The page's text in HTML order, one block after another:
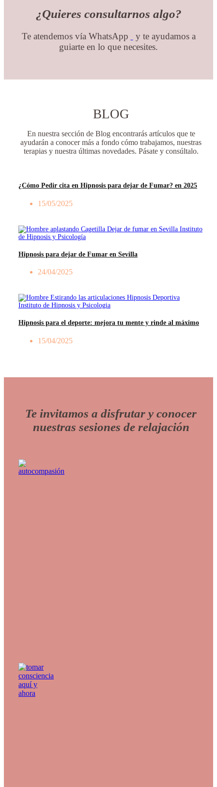
¿Quieres consultarnos algo?
Te atendemos vía WhatsApp
y te ayudamos a
guiarte en lo que necesites.
BLOG
En nuestra sección de Blog encontrarás artículos que te
ayudarán a conocer más a fondo cómo trabajamos, nuestras
terapias y nuestra últimas novedades. Pásate y consúltalo.
¿Cómo Pedir cita en Hipnosis para dejar de Fumar? en 2025
15/05/2025
Hipnosis para dejar de Fumar en Sevilla
24/04/2025
Hipnosis para el deporte: mejora tu mente y rinde al máximo
15/04/2025
Te invitamos a disfrutar y conocer
nuestras sesiones de relajación